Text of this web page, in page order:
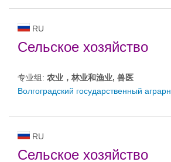
RU
Сельское хозяйство
专业组: 农业，林业和渔业, 兽医
Волгоградский государственный
RU
Сельское хозяйство